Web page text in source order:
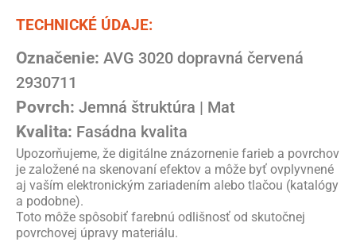
TECHNICKÉ ÚDAJE:
Označenie: AVG 3020 dopravná červená
2930711
Povrch: Jemná štruktúra | Mat
Kvalita: Fasádna kvalita
Upozorňujeme, že digitálne znázornenie farieb a povrchov
je založené na skenovaní efektov a môže byť ovplyvnené
aj vaším elektronickým zariadením alebo tlačou (katalógy
a podobne).
Toto môže spôsobiť farebnú odlišnosť od skutočnej
povrchovej úpravy materiálu.